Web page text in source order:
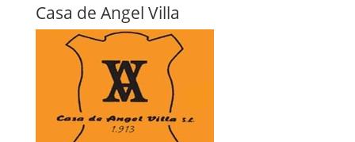
Casa de Angel Villa